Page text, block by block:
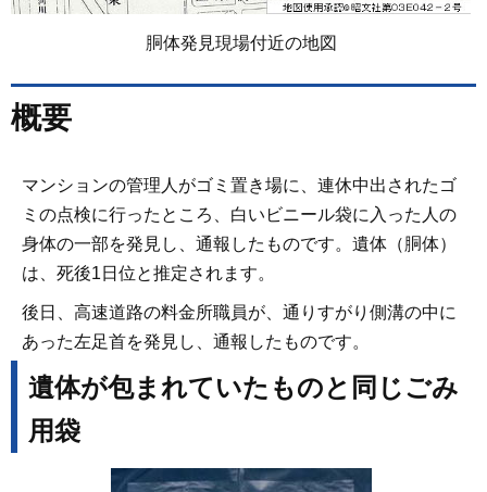
胴体発見現場付近の地図
概要
マンションの管理人がゴミ置き場に、連休中出されたゴ
ミの点検に行ったところ、白いビニール袋に入った人の
身体の一部を発見し、通報したものです。遺体（胴体）
は、死後1日位と推定されます。
後日、高速道路の料金所職員が、通りすがり側溝の中に
あった左足首を発見し、通報したものです。
遺体が包まれていたものと同じごみ
用袋